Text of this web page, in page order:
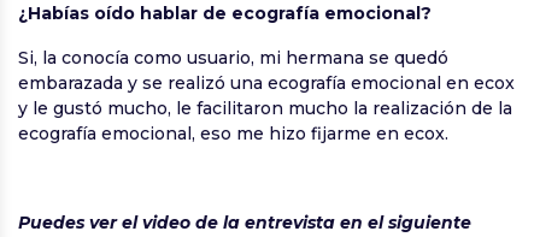
¿Habías oído hablar de ecografía emocional?
Si, la conocía como usuario, mi hermana se quedó
embarazada y se realizó una ecografía emocional en ecox
y le gustó mucho, le facilitaron mucho la realización de la
ecografía emocional, eso me hizo fijarme en ecox.
Puedes ver el video de la entrevista en el siguiente